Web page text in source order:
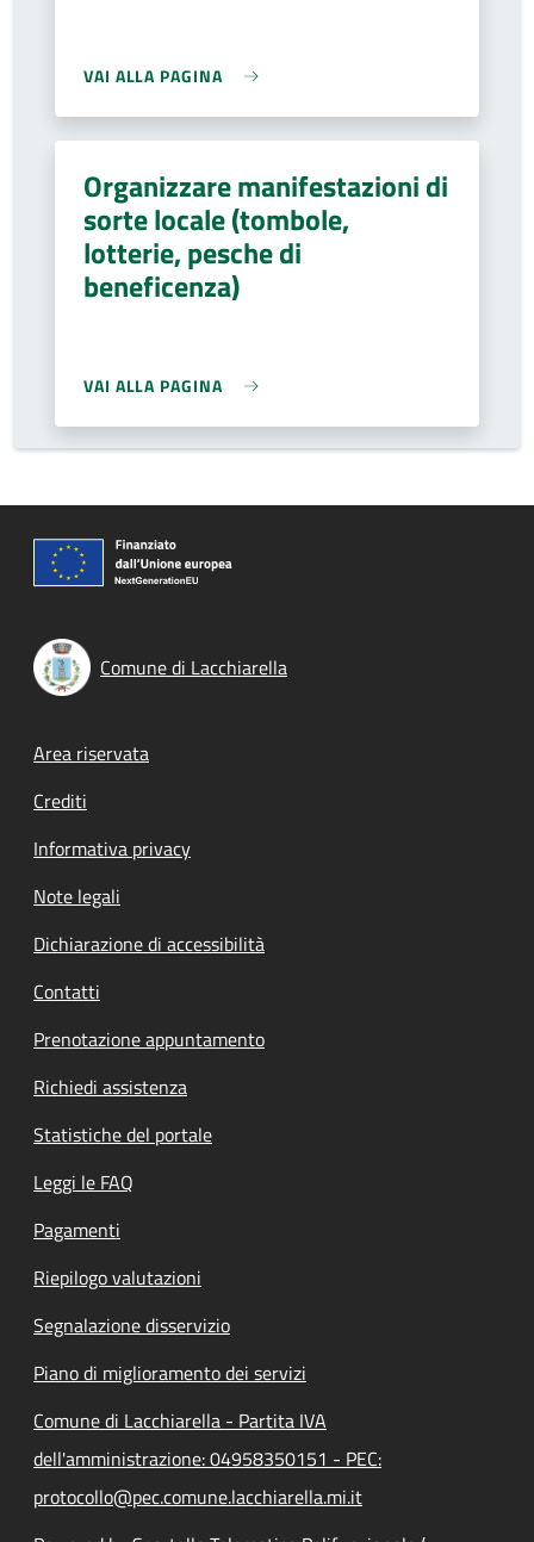
VAI ALLA PAGINA
Organizzare manifestazioni di
sorte locale (tombole,
lotterie, pesche di
beneficenza)
VAI ALLA PAGINA
Comune di Lacchiarella
Footer menu
Area riservata
Crediti
Informativa privacy
Note legali
Dichiarazione di accessibilità
Contatti
Prenotazione appuntamento
Richiedi assistenza
Statistiche del portale
Leggi le FAQ
Pagamenti
Riepilogo valutazioni
Segnalazione disservizio
Piano di miglioramento dei servizi
Comune di Lacchiarella - Partita IVA
dell'amministrazione: 04958350151 - PEC:
protocollo@pec.comune.lacchiarella.mi.it